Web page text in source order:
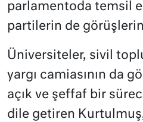
parlamentoda temsil
partilerin de
Üniversiteler, sivil
yargı camiasının da
açık ve şeffaf bir
dile getiren